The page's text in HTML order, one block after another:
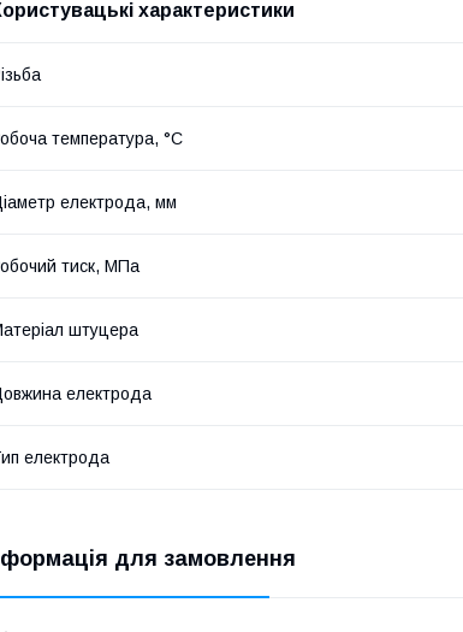
характеристики
температура, °С
електрода, мм
тиск, МПа
штуцера
електрода
електрода
для замовлення